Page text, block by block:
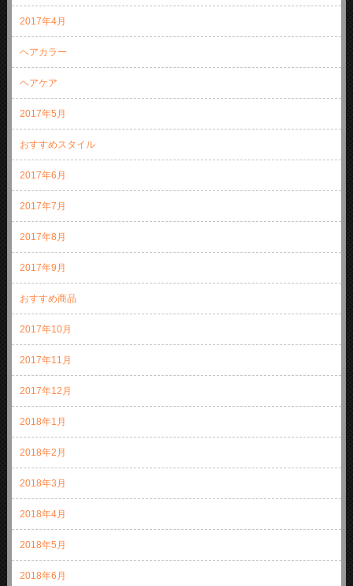
2017年4月
ヘアカラー
ヘアケア
2017年5月
おすすめスタイル
2017年6月
2017年7月
2017年8月
2017年9月
おすすめ商品
2017年10月
2017年11月
2017年12月
2018年1月
2018年2月
2018年3月
2018年4月
2018年5月
2018年6月